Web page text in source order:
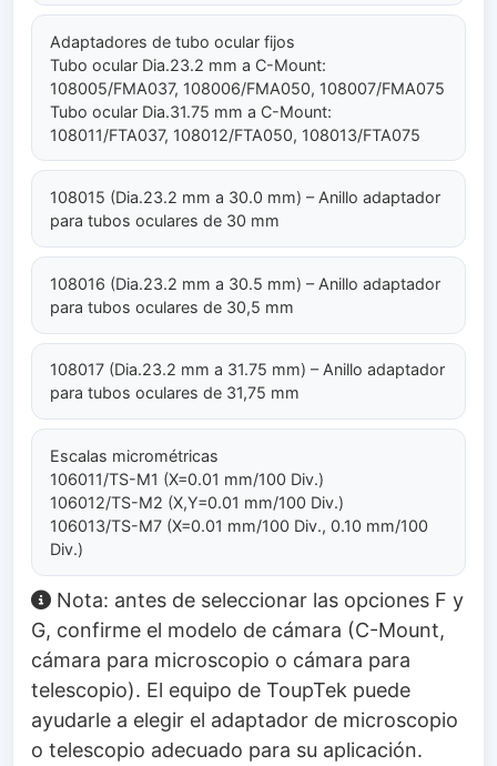
Adaptadores de tubo ocular fijos
Tubo ocular Dia.23.2 mm a C-Mount:
108005/FMA037, 108006/FMA050, 108007/FMA075
Tubo ocular Dia.31.75 mm a C-Mount:
108011/FTA037, 108012/FTA050, 108013/FTA075
108015 (Dia.23.2 mm a 30.0 mm) – Anillo adaptador
para tubos oculares de 30 mm
108016 (Dia.23.2 mm a 30.5 mm) – Anillo adaptador
para tubos oculares de 30,5 mm
108017 (Dia.23.2 mm a 31.75 mm) – Anillo adaptador
para tubos oculares de 31,75 mm
Escalas micrométricas
106011/TS-M1 (X=0.01 mm/100 Div.)
106012/TS-M2 (X,Y=0.01 mm/100 Div.)
106013/TS-M7 (X=0.01 mm/100 Div., 0.10 mm/100
Div.)
Nota: antes de seleccionar las opciones F y
G, confirme el modelo de cámara (C-Mount,
cámara para microscopio o cámara para
telescopio). El equipo de ToupTek puede
ayudarle a elegir el adaptador de microscopio
o telescopio adecuado para su aplicación.